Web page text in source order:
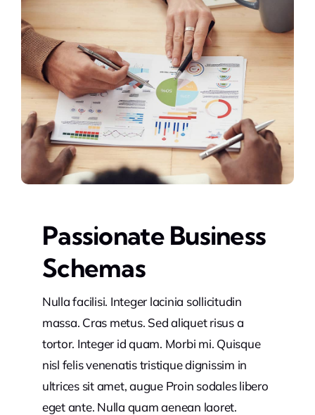
Passionate Business
Schemas
Nulla facilisi. Integer lacinia sollicitudin
massa. Cras metus. Sed aliquet risus a
tortor. Integer id quam. Morbi mi. Quisque
nisl felis venenatis tristique dignissim in
ultrices sit amet, augue Proin sodales libero
eget ante. Nulla quam aenean laoret.